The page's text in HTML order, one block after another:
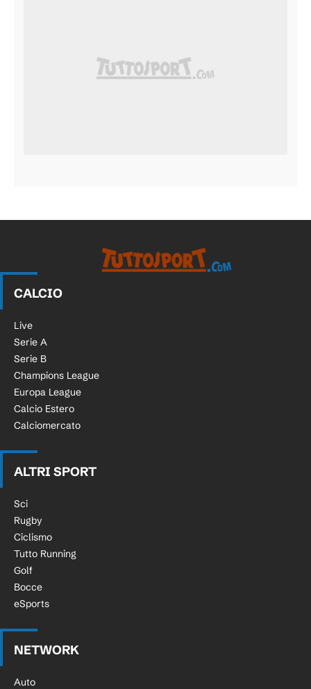
CALCIO
Live
Serie A
Serie B
Champions League
Europa League
Calcio Estero
Calciomercato
ALTRI SPORT
Sci
Rugby
Ciclismo
Tutto Running
Golf
Bocce
eSports
NETWORK
Auto